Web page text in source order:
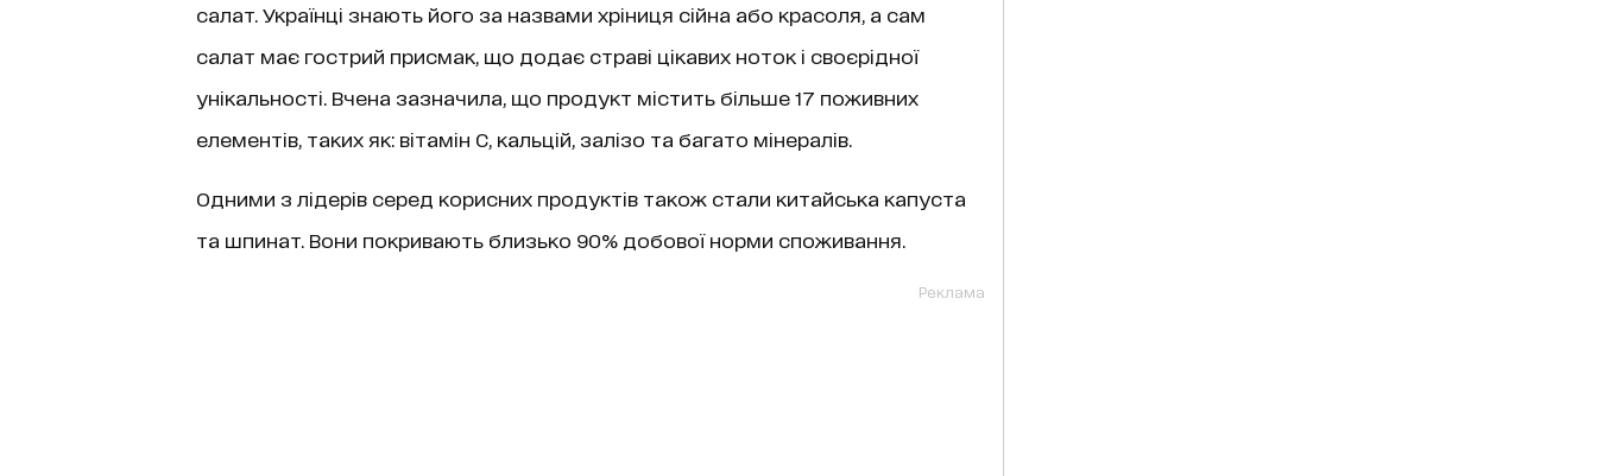
салат. Українці знають його за назвами хріниця сійна або красоля, а сам
салат має гострий присмак, що додає страві цікавих ноток і своєрідної
унікальності. Вчена зазначила, що продукт містить більше 17 поживних
елементів, таких як: вітамін C, кальцій, залізо та багато мінералів.
Одними з лідерів серед корисних продуктів також стали китайська капуста
та шпинат. Вони покривають близько 90% добової норми споживання.
Реклама